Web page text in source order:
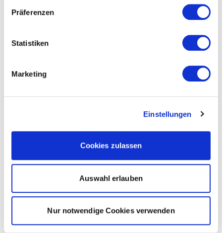
Präferenzen
Statistiken
Marketing
Einstellungen
Cookies zulassen
Auswahl erlauben
Nur notwendige Cookies verwenden